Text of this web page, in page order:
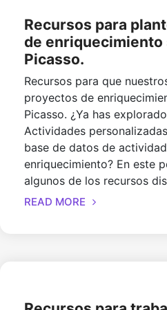
Recursos para
de enriquecimiento
Picasso.
Recursos para que
proyectos de
Picasso. ¿Ya has
Actividades
base de datos de
enriquecimiento? En este
algunos de los recursos
READ MORE